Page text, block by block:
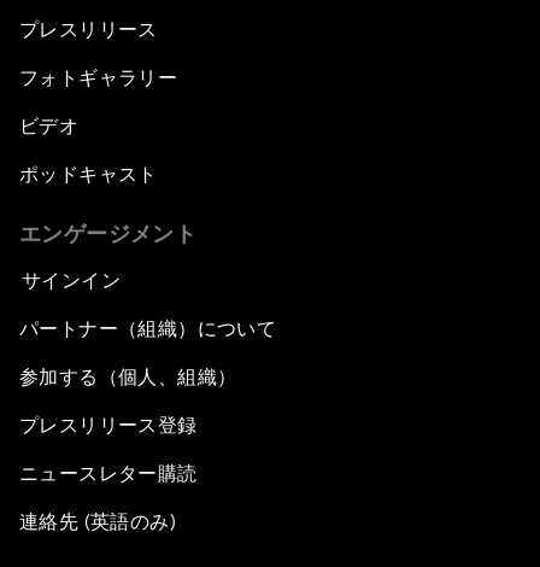
プレスリリース
フォトギャラリー
ビデオ
ポッドキャスト
エンゲージメント
サインイン
パートナー（組織）について
参加する（個人、組織）
プレスリリース登録
ニュースレター購読
連絡先 (英語のみ)